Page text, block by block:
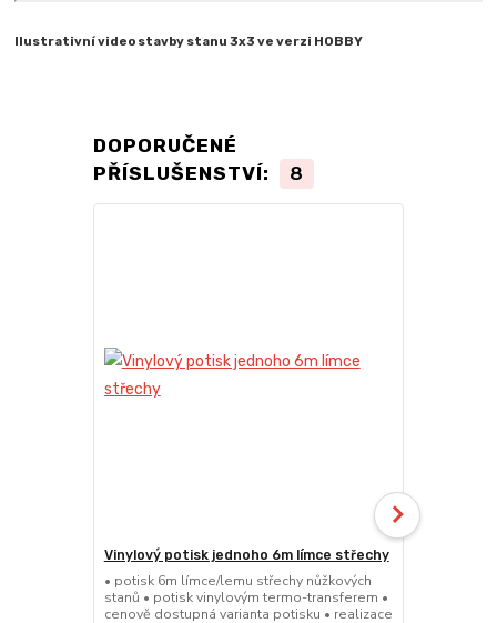
Ilustrativní video stavby stanu 3x3 ve verzi HOBBY
DOPORUČENÉ
PŘÍSLUŠENSTVÍ:
8
Vinylový potisk jednoho 6m límce střechy
• potisk 6m límce/lemu střechy nůžkových
stanů • potisk vinylovým termo-transferem •
cenově dostupná varianta potisku • realizace